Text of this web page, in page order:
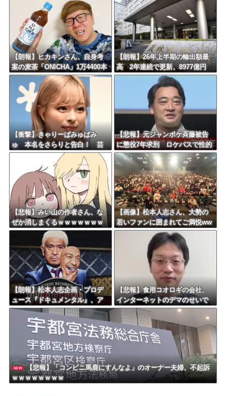
【朗報】ヒカキンさん、自身考
案の麦茶「ONICHA」1万4400本
を熊本県に発送ｗｗｗｗｗｗｗ
【朗報】26年上半期の輸出額最
高 2年連続で更新、8977億円
農水省「インバウンドの増加に
伴い、日本食の認知度が向上」
【衝撃】きゃりーぱみゅぱみ
ゅ 本名をさらりと告白！ 芸
名の由来も明かす！！
【悲報】元ジャンポケ斉藤被告
に懲役7年求刑 ロケバスで性的
暴行の罪ｗｗｗｗｗｗｗｗｗ
【悲報】みい山の作者さん、な
ぜか消しまくるｗｗｗｗｗｗｗ
ｗｗｗｗｗｗｗｗ
【画像】松本人志さん、大勢の
若いファンに囲まれてご満悦ww
wwwwwwwwwwww
【朗報】松本人志企画・プロデ
ュース『ドキュメンタル』、ア
メリカで初の制作が決定！ 海
外タイトル『LOL』として世界2
5ヶ国・地域で展開
【悲報】食用コオロギの会社、
インターネットのデマのせいで
倒産ｗｗｗｗｗｗｗｗｗｗｗｗ
NEW
【悲報】「コンビニ馬鹿にすんなよ」のオーナー夫婦、不起訴
ｗｗｗｗｗｗｗｗ